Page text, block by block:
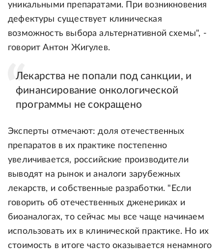
уникальными препаратами. При возникновения
дефектуры существует клиническая
возможность выбора альтернативной схемы", -
говорит Антон Жигулев.
Лекарства не попали под санкции, и
финансирование онкологической
программы не сокращено
Эксперты отмечают: доля отечественных
препаратов в их практике постепенно
увеличивается, российские производители
выводят на рынок и аналоги зарубежных
лекарств, и собственные разработки. "Если
говорить об отечественных дженериках и
биоаналогах, то сейчас мы все чаще начинаем
использовать их в клинической практике. Но их
стоимость в итоге часто оказывается ненамного